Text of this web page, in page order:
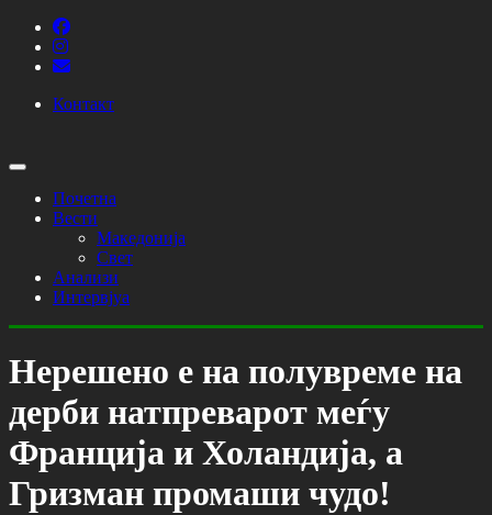
Контакт
Почетна
Вести
Македонија
Свет
Анализи
Интервјуа
Нерешено е на полувреме на
дерби натпреварот меѓу
Франција и Холандија, а
Гризман промаши чудо!